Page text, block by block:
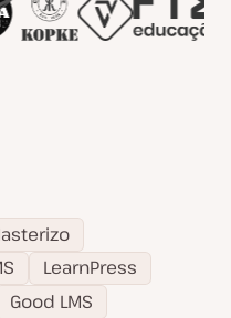
LearnPress
Good LMS